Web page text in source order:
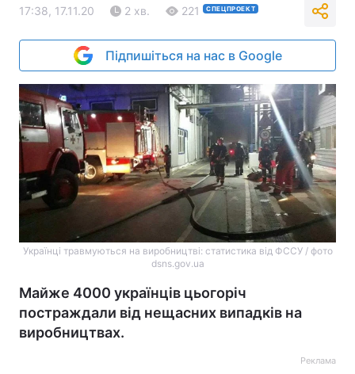
17:38, 17.11.20 2 хв. 221 СПЕЦПРОЕКТ
Підпишіться на нас в Google
Українці травмуються на виробництві: статистика від ФССУ / фото
dsns.gov.ua
Майже 4000 українців цьогоріч
постраждали від нещасних випадків на
виробництвах.
Реклама